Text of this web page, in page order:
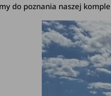
do poznania naszej